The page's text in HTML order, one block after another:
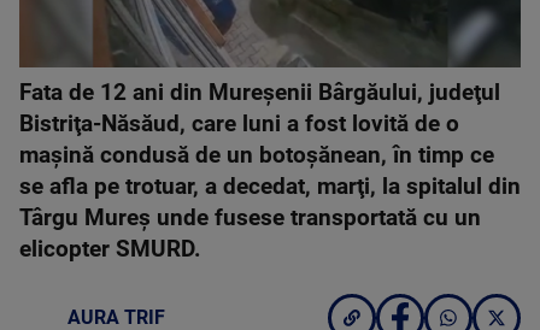
Fata de 12 ani din Mureşenii Bârgăului, judeţul
Bistriţa-Năsăud, care luni a fost lovită de o
maşină condusă de un botoşănean, în timp ce
se afla pe trotuar, a decedat, marţi, la spitalul din
Târgu Mureş unde fusese transportată cu un
elicopter SMURD.
AURA TRIF